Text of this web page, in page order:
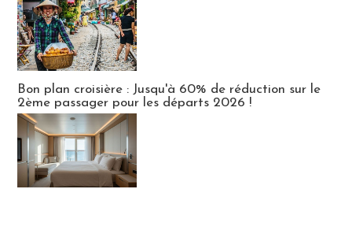
Bon plan croisière : Jusqu'à 60% de réduction sur le
2ème passager pour les départs 2026 !